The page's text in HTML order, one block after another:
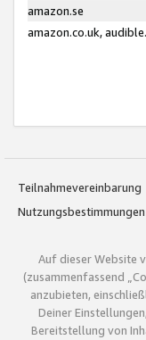
amazon.se
amazon.co.uk,
Teilnahmevereinbarung
Nutzungsbestimmungen
Auf dieser Website
(zusammenfassend
anzubieten,
Deiner
Bereitstellung von